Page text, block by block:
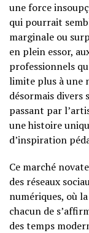
une force
qui pourrait
marginale ou
en plein essor,
professionnels
limite plus à une
désormais divers
passant par
une histoire
d’inspiration
Ce marché
des réseaux
numériques, où
chacun de
des temps